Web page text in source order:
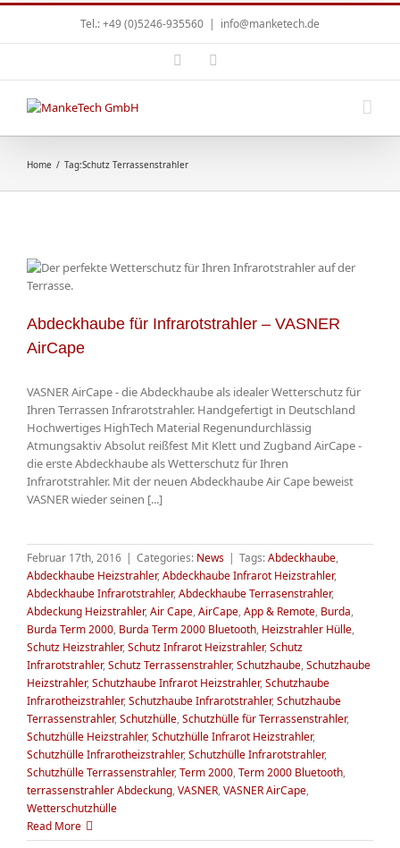
Tel.: +49 (0)5246-935560 | info@manketech.de
Home / Tag:Schutz Terrassenstrahler
Abdeckhaube für Infrarotstrahler – VASNER
AirCape
VASNER AirCape - die Abdeckhaube als idealer Wetterschutz für
Ihren Terrassen Infrarotstrahler. Handgefertigt in Deutschland
Hochwertiges HighTech Material Regenundurchlässig
Atmungsaktiv Absolut reißfest Mit Klett und Zugband AirCape -
die erste Abdeckhaube als Wetterschutz für Ihren
Infrarotstrahler. Mit der neuen Abdeckhaube Air Cape beweist
VASNER wieder seinen [...]
Februar 17th, 2016 | Categories: News | Tags:Abdeckhaube,
Abdeckhaube Heizstrahler,Abdeckhaube Infrarot Heizstrahler,
Abdeckhaube Infrarotstrahler,Abdeckhaube Terrasenstrahler,
Abdeckung Heizstrahler,Air Cape,AirCape,App & Remote, Burda,
Burda Term 2000, Burda Term 2000 Bluetooth, Heizstrahler Hülle,
Schutz Heizstrahler,Schutz Infrarot Heizstrahler,Schutz
Infrarotstrahler,Schutz Terrassenstrahler,Schutzhaube,Schutzhaube
Heizstrahler,Schutzhaube Infrarot Heizstrahler,Schutzhaube
Infrarotheizstrahler,Schutzhaube Infrarotstrahler,Schutzhaube
Terrassenstrahler,Schutzhülle,Schutzhülle für Terrassenstrahler,
Schutzhülle Heizstrahler,Schutzhülle Infrarot Heizstrahler,
Schutzhülle Infrarotheizstrahler,Schutzhülle Infrarotstrahler,
Schutzhülle Terrassenstrahler,Term 2000,Term 2000 Bluetooth,
terrassenstrahler Abdeckung,VASNER,VASNER AirCape,
Wetterschutzhülle
Read More